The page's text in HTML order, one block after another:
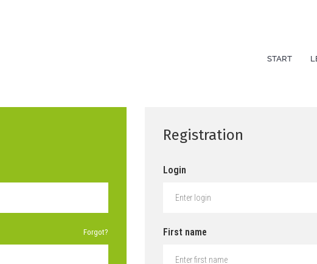
START
Forgot?
Registration
Login
First name